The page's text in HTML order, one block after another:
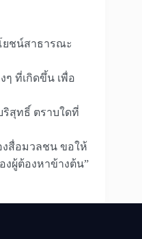
ยชน์สาธารณะ
ๆ ที่เกิดขึ้น เพื่อ
ริสุทธิ์ ตราบใดที่
งสื่อมวลชน ขอให้
ผู้ต้องหาข้างต้น”